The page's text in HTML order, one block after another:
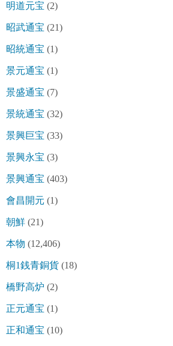
明道元宝 (2)
昭武通宝 (21)
昭統通宝 (1)
景元通宝 (1)
景盛通宝 (7)
景統通宝 (32)
景興巨宝 (33)
景興永宝 (3)
景興通宝 (403)
會昌開元 (1)
朝鮮 (21)
本物 (12,406)
桐1銭青銅貨 (18)
橋野高炉 (2)
正元通宝 (1)
正和通宝 (10)